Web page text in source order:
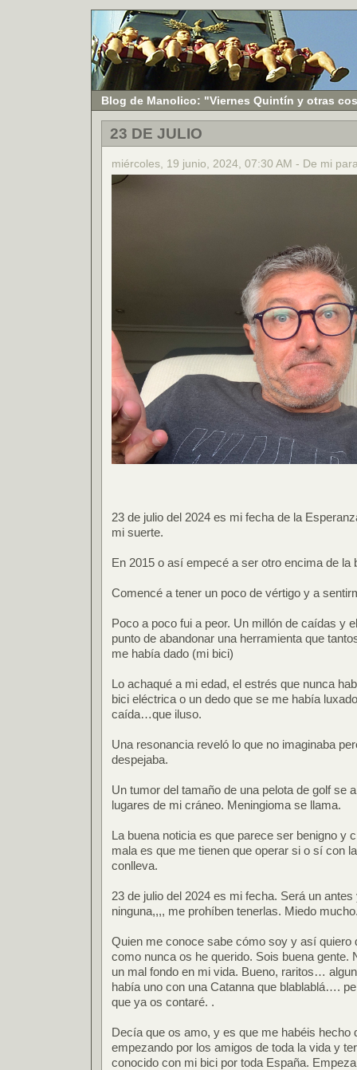
Blog de Manolico: "Viernes Quintín y otras
23 DE JULIO
miércoles, 19 junio, 2024, 07:30 AM - De mi
23 de julio del 2024 es mi fecha de la
mi suerte.
En 2015 o así empecé a ser otro encima de la
Comencé a tener un poco de vértigo y a
Poco a poco fui a peor. Un millón de caídas y
punto de abandonar una herramienta que
me había dado (mi bici)
Lo achaqué a mi edad, el estrés que nunca
bici eléctrica o un dedo que se me había
caída…que iluso.
Una resonancia reveló lo que no imaginaba
despejaba.
Un tumor del tamaño de una pelota de golf se
lugares de mi cráneo. Meningioma se llama.
La buena noticia es que parece ser benigno y
mala es que me tienen que operar si o sí con
conlleva.
23 de julio del 2024 es mi fecha. Será un
ninguna,,,, me prohíben tenerlas. Miedo
Quien me conoce sabe cómo soy y así quiero
como nunca os he querido. Sois buena gente.
un mal fondo en mi vida. Bueno, raritos…
había uno con una Catanna que blablablá….
que ya os contaré. .
Decía que os amo, y es que me habéis hecho
empezando por los amigos de toda la vida y
conocido con mi bici por toda España.